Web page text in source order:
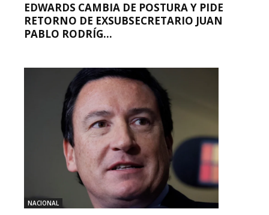
EDWARDS CAMBIA DE POSTURA Y PIDE
RETORNO DE EXSUBSECRETARIO JUAN
PABLO RODRÍG...
NACIONAL